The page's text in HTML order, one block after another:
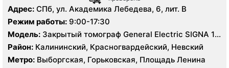
Адрес: СПб, ул. Академика Лебедева, 6, лит. В
Режим работы: 9:00-17:30
Модель: Закрытый томограф General Electric SIGNA 1.5
Тесла, КТ General Electric 16 срезов, УЗИ
Район: Калининский, Красногвардейский, Невский
Метро: Выборгская, Горьковская, Площадь Ленина